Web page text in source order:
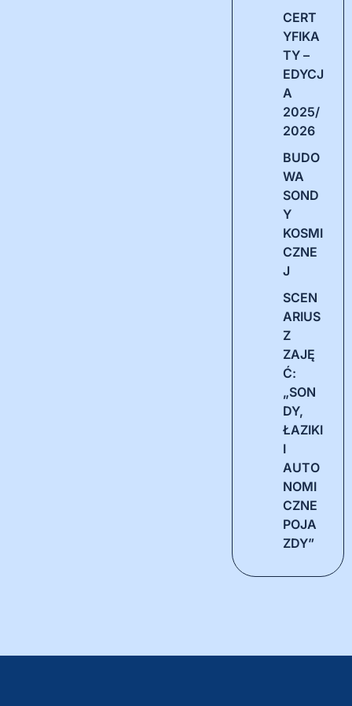
CERT
YFIKA
TY –
EDYCJ
A
2025/
2026
BUDO
WA
SOND
Y
KOSMI
CZNE
J
SCEN
ARIUS
Z
ZAJĘ
Ć:
„SON
DY,
ŁAZIKI
I
AUTO
NOMI
CZNE
POJA
ZDY”